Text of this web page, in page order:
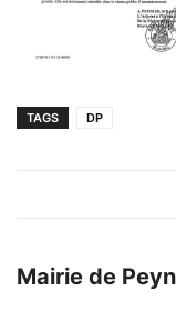
TAGS DP
Mairie de